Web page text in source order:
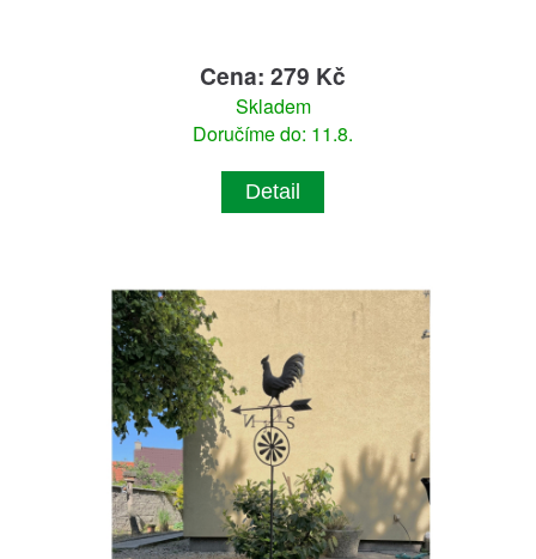
Cena: 279 Kč
Skladem
Doručíme do: 11.8.
Detail